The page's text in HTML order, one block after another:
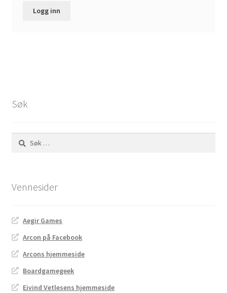
Logg inn
Søk
Søk
etter:
Vennesider
Aegir Games
Arcon på Facebook
Arcons hjemmeside
Boardgamegeek
Eivind Vetlesens hjemmeside